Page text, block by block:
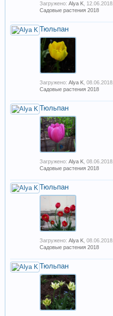
Загружено: Alya K 12.06.2018
Садовые растения 2018
Тюльпан
Загружено: Alya K 08.06.2018
Садовые растения 2018
Тюльпан
Загружено: Alya K 08.06.2018
Садовые растения 2018
Тюльпан
Загружено: Alya K 08.06.2018
Садовые растения 2018
Тюльпан